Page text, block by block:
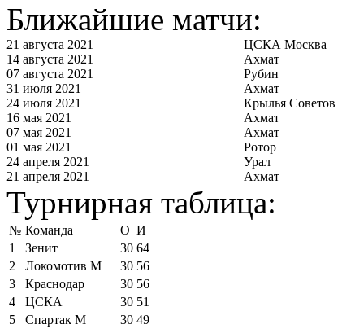
Ближайшие матчи:
21 августа 2021
ЦСКА Москва
14 августа 2021
Ахмат
07 августа 2021
Рубин
31 июля 2021
Ахмат
24 июля 2021
Крылья Советов
16 мая 2021
Ахмат
07 мая 2021
Ахмат
01 мая 2021
Ротор
24 апреля 2021
Урал
21 апреля 2021
Ахмат
Турнирная таблица:
№ Команда О И
1
Зенит 30 64
2
Локомотив М 30 56
3
Краснодар 30 56
4
ЦСКА 30 51
5
Спартак М 30 49